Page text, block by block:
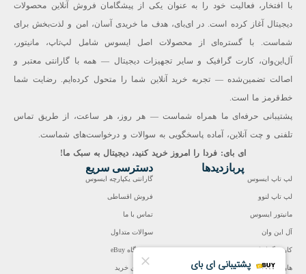
با افتخار، فعالیت خود را به عنوان یکی از پیشگامان فروش آنلاین محصولات
دیجیتال آغاز کرده است. در ای‌بای، هدف ما خریدی آسان، امن و لذت‌بخش برای
شماست. با گستره‌ای از محصولات اصل ایسوس شامل لپ‌تاپ، مانیتور،
آل‌این‌وان، کارت گرافیک و سایر تجهیزات دیجیتال — همه با گارانتی معتبر و
اصالت تضمین‌شده — تجربه خرید آنلاین شما را متحول کرده‌ایم. رضایت شما
خط‌قرمز ما است.
پشتیبانی حرفه‌ای ما همراه شماست — هر روز، هر ساعت، از طریق تماس
تلفنی و چت آنلاین، آماده پاسخگویی به سوالات و درخواست‌های شماست.
ای بای: فردا را امروز خرید کنید، دیجیتال به سبک ما!
پربازدیدها
لپ تاپ ایسوس
لپ تاپ لنوو
مانیتور ایسوس
آل این وان
کارت گرافیک
هارد اینترنال
دسترسی سریع
گارانتی یکپارچه ایسوس
فروش اقساطی
تماس با ما
سوالات متداول
فروشگاه eBuy
راهنمای خرید